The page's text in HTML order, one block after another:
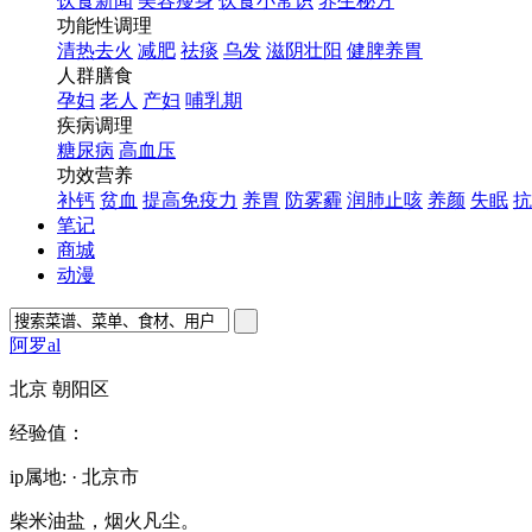
功能性调理
清热去火 减肥 祛痰 乌发 滋阴壮阳 健脾养胃
人群膳食
孕妇 老人 产妇 哺乳期
疾病调理
糖尿病 高血压
功效营养
补钙 贫血 提高免疫力 养胃 防雾霾 润肺止咳 养颜 失眠
笔记
商城
动漫
阿罗al
北京 朝阳区
经验值：
ip属地: · 北京市
柴米油盐，烟火凡尘。